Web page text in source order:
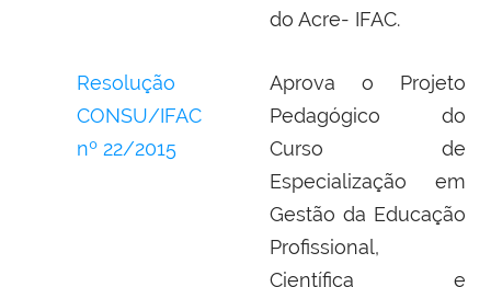
do Acre- IFAC.
Resolução
CONSU/IFAC
nº 22/2015
Aprova o Projeto
Pedagógico do
Curso de
Especialização em
Gestão da Educação
Profissional,
Científica e